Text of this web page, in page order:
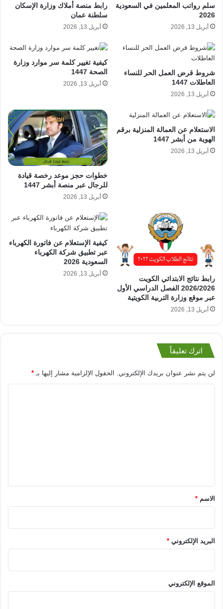
سلم رواتب المعلمين في السعودية
2026
أبريل 13, 2026
رابط منصة أملاك وزارة الإسكان
سلطنة عمان
أبريل 13, 2026
شروط قرض العمل الحر للنساء
العاطلات 1447
أبريل 13, 2026
كيفية تغيير كلمة سر موارد وزارة
الصحة 1447
أبريل 13, 2026
الاستعلام عن العمالة المنزلية برقم
الهوية من أبشر 1447
أبريل 13, 2026
خطوات حجز موعد رخصة قيادة
للرجال عبر منصة أبشر 1447
أبريل 13, 2026
رابط نتائج الابتدائي الكويت
2026/2026 الفصل الدراسي الأول
عبر موقع وزارة التربية الكويتية
أبريل 13, 2026
كيفية الإستعلام عن فاتورة الكهرباء
عبر تطبيق شركة الكهرباء
السعودية 2026
أبريل 13, 2026
اترك تعليقاً
لن يتم نشر عنوان بريدك الإلكتروني. الحقول الإلزامية مشار إليها بـ *
*الاسم *
البريد الإلكتروني *
الموقع الإلكتروني